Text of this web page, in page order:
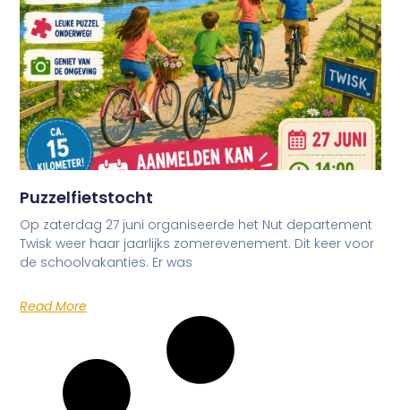
Puzzelfietstocht
Op zaterdag 27 juni organiseerde het Nut departement
Twisk weer haar jaarlijks zomerevenement. Dit keer voor
de schoolvakanties. Er was
Read More